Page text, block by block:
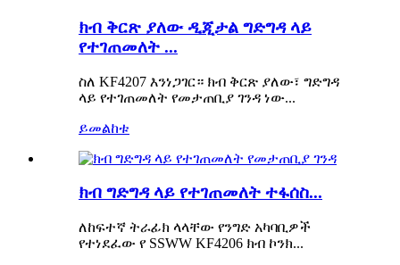
ክብ ቅርጽ ያለው ዲጂታል ግድግዳ ላይ
የተገጠመለት ...
ስለ KF4207 እንነጋገር። ክብ ቅርጽ ያለው፣ ግድግዳ
ላይ የተገጠመለት የመታጠቢያ ገንዳ ነው...
ይመልከቱ
ክብ ግድግዳ ላይ የተገጠመለት ተፋሰስ...
ለከፍተኛ ትራፊክ ላላቸው የንግድ አካባቢዎች
የተነደፈው የ SSWW KF4206 ክብ ኮንክ...